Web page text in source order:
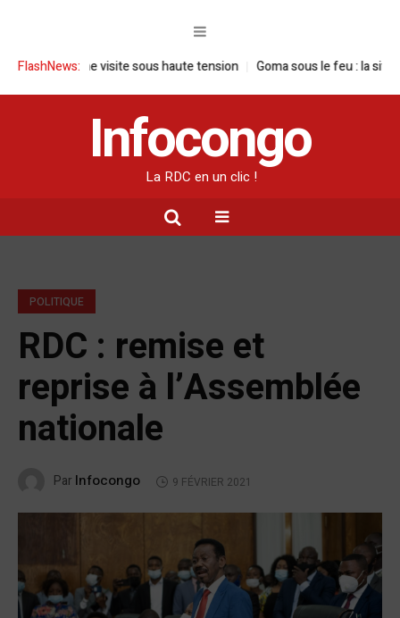
FlashNews:
: une visite sous haute tension Goma sous le feu : la situation
Infocongo
La RDC en un clic !
POLITIQUE
RDC : remise et
reprise à l’Assemblée
nationale
Par Infocongo 9 FÉVRIER 2021